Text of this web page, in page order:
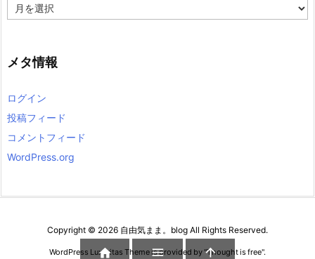
ー
ブ
メタ情報
ログイン
投稿フィード
コメントフィード
WordPress.org
Copyright © 2026 自由気まま。blog All Rights Reserved.
WordPress Luxeritas Theme is provided by "Thought is free".
  